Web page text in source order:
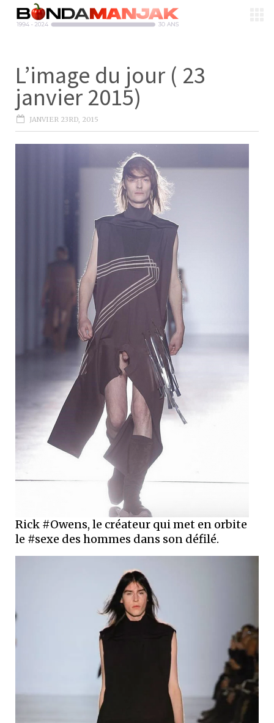
L’image du jour ( 23
janvier 2015)
JANVIER 23RD, 2015
Rick #Owens, le créateur qui met en orbite
le #sexe des hommes dans son défilé.